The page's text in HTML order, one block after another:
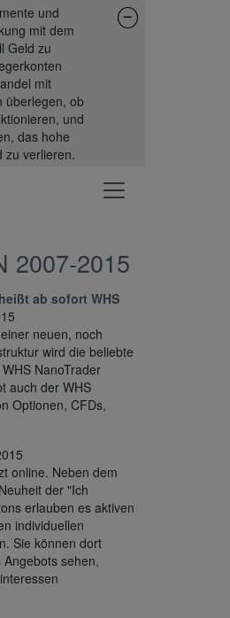
und
mit dem
Geld zu
mit
überlegen, ob
und
das hohe
zu verlieren.
2007-2015
ab sofort WHS
neuen, noch
wird die beliebte
NanoTrader
auch der WHS
Optionen, CFDs,
online. Neben dem
der "Ich
erlauben es aktiven
individuellen
Sie können dort
sehen,